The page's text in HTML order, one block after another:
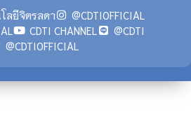
ลยีจิตรลดา
@CDTIOFFICIAL
CDTI CHANNEL
@CDTI
@CDTIOFFICIAL